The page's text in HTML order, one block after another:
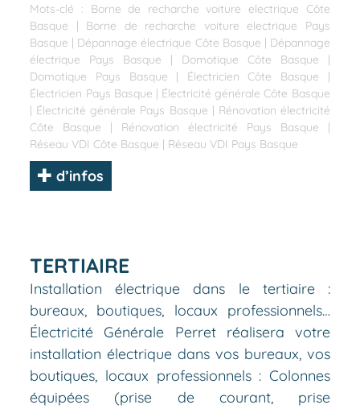
Mots-clé : Borne de recharche voiture electrique Côte
Basque | Borne de recharche voiture electrique Pays
Basque | Dépannage électrique Côte Basque | Dépannage
électrique Pays Basque | Domotique Côte Basque |
Domotique Pays Basque | Électricien Côte Basque |
Électricien Pays Basque | Électricité générale Côte Basque
| Électricité générale Pays Basque | Rénovation électricité
Côte Basque | Rénovation électricité Pays Basque |
Réseau VDI Côte Basque | Réseau VDI Pays Basque
d’infos
TERTIAIRE
Installation électrique dans le tertiaire :
bureaux, boutiques, locaux professionnels…
Électricité Générale Perret réalisera votre
installation électrique dans vos bureaux, vos
boutiques, locaux professionnels : Colonnes
équipées (prise de courant, prise